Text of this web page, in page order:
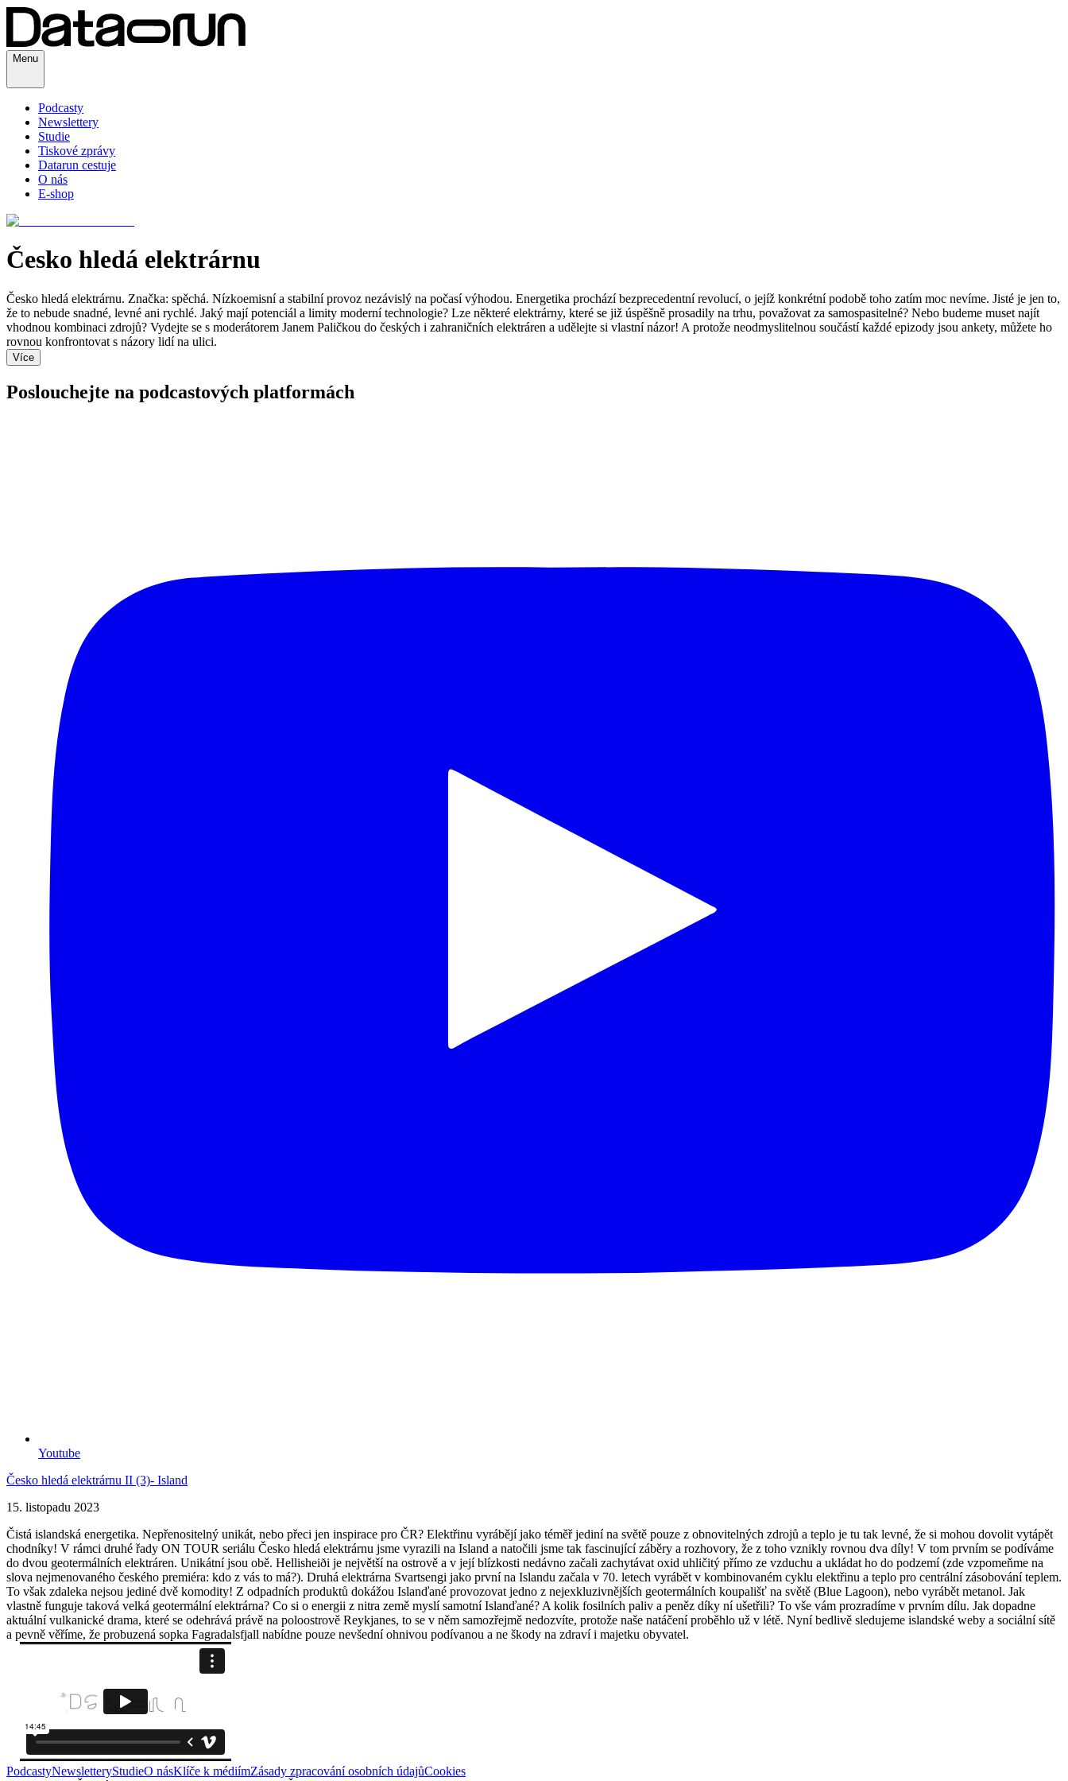
Menu
Podcasty
Newslettery
Studie
Tiskové zprávy
Datarun cestuje
O nás
E-shop
Česko hledá elektrárnu
Česko hledá elektrárnu. Značka: spěchá. Nízkoemisní a stabilní provoz nezávislý na počasí výhodou. Energetika prochází bezprecedentní revolucí, o jejíž konkrétní podobě toho zatím moc nevíme. Jisté je jen to,
že to nebude snadné, levné ani rychlé. Jaký mají potenciál a limity moderní technologie? Lze některé elektrárny, které se již úspěšně prosadily na trhu, považovat za samospasitelné? Nebo budeme muset najít
vhodnou kombinaci zdrojů? Vydejte se s moderátorem Janem Paličkou do českých i zahraničních elektráren a udělejte si vlastní názor! A protože neodmyslitelnou součástí každé epizody jsou ankety, můžete ho
rovnou konfrontovat s názory lidí na ulici.
Více
Poslouchejte na podcastových platformách
Youtube
Česko hledá elektrárnu II (3)- Island
15. listopadu 2023
Čistá islandská energetika. Nepřenositelný unikát, nebo přeci jen inspirace pro ČR? Elektřinu vyrábějí jako téměř jediní na světě pouze z obnovitelných zdrojů a teplo je tu tak levné, že si mohou dovolit vytápět
chodníky! V rámci druhé řady ON TOUR seriálu Česko hledá elektrárnu jsme vyrazili na Island a natočili jsme tak fascinující záběry a rozhovory, že z toho vznikly rovnou dva díly! V tom prvním se podíváme
do dvou geotermálních elektráren. Unikátní jsou obě. Hellisheiði je největší na ostrově a v její blízkosti nedávno začali zachytávat oxid uhličitý přímo ze vzduchu a ukládat ho do podzemí (zde vzpomeňme na
slova nejmenovaného českého premiéra: kdo z vás to má?). Druhá elektrárna Svartsengi jako první na Islandu začala v 70. letech vyrábět v kombinovaném cyklu elektřinu a teplo pro centrální zásobování teplem.
To však zdaleka nejsou jediné dvě komodity! Z odpadních produktů dokážou Islanďané provozovat jedno z nejexkluzivnějších geotermálních koupališť na světě (Blue Lagoon), nebo vyrábět metanol. Jak
vlastně funguje taková velká geotermální elektrárna? Co si o energii z nitra země myslí samotní Islanďané? A kolik fosilních paliv a peněz díky ní ušetřili? To vše vám prozradíme v prvním dílu. Jak dopadne
aktuální vulkanické drama, které se odehrává právě na poloostrově Reykjanes, to se v něm samozřejmě nedozvíte, protože naše natáčení proběhlo už v létě. Nyní bedlivě sledujeme islandské weby a sociální sítě
a pevně věříme, že probuzená sopka Fagradalsfjall nabídne pouze nevšední ohnivou podívanou a ne škody na zdraví i majetku obyvatel.
PodcastyNewsletteryStudieO násKlíče k médiímZásady zpracování osobních údajůCookies